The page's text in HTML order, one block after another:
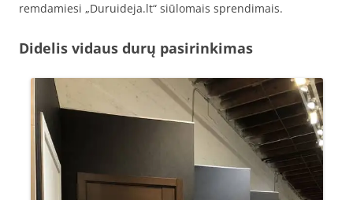
remdamiesi „Duruideja.lt“ siūlomais sprendimais.
Didelis vidaus durų pasirinkimas